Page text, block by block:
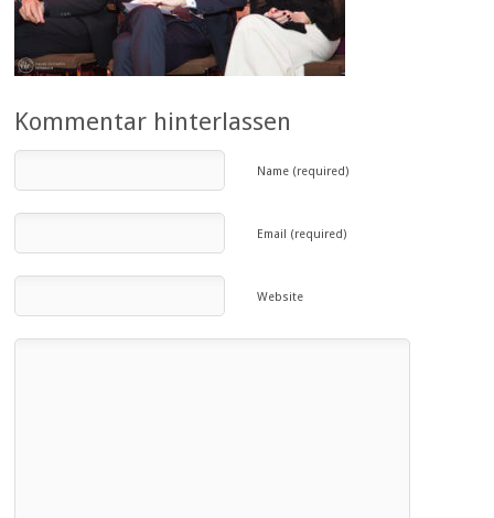
Kommentar hinterlassen
Name (required)
Email (required)
Website